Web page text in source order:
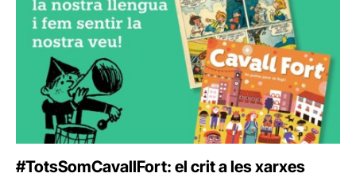
#TotsSomCavallFort: el crit a les xarxes